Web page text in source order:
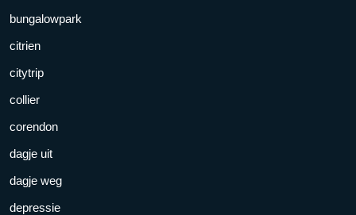
bungalowpark
citrien
citytrip
collier
corendon
dagje uit
dagje weg
depressie